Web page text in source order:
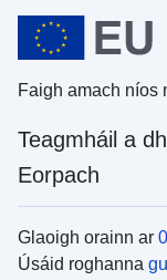
Faigh amach níos
Teagmháil a
Eorpach
Glaoigh orainn ar
Úsáid roghanna